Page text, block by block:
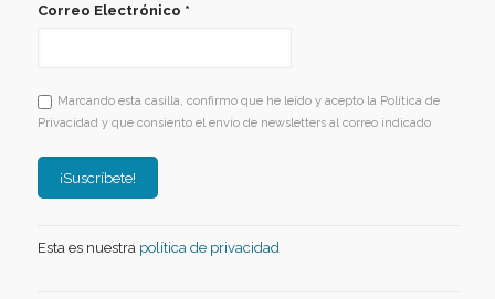
Correo Electrónico *
Marcando esta casilla, confirmo que he leído y acepto la Política de
Privacidad y que consiento el envío de newsletters al correo indicado
Esta es nuestra política de privacidad